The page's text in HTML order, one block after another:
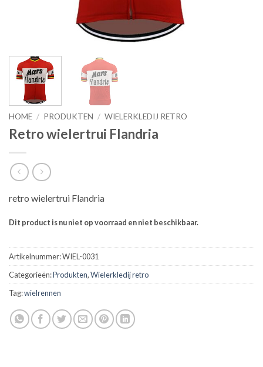
HOME / PRODUKTEN / WIELERKLEDIJ RETRO
Retro wielertrui Flandria
retro wielertrui Flandria
Dit product is nu niet op voorraad en niet beschikbaar.
Artikelnummer:WIEL-0031
Categorieën:Produkten,Wielerkledij retro
Tag:wielrennen